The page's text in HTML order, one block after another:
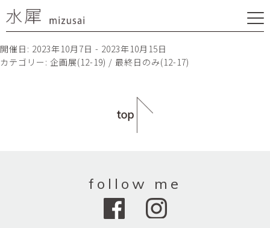
開催日: 2023年10月7日 - 2023年10月15日
カテゴリー: 企画展(12-19) / 最終日のみ(12-17)
follow me